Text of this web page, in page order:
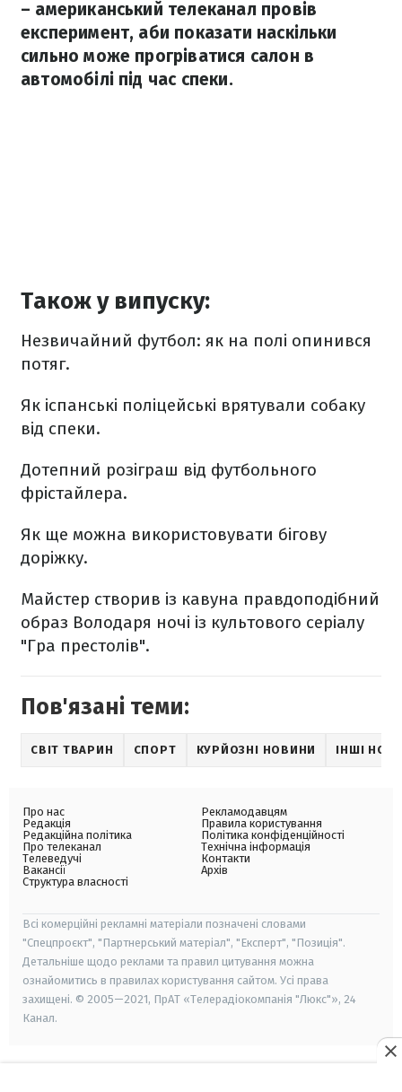
– американський телеканал провів
експеримент, аби показати наскільки
сильно може прогріватися салон в
автомобілі під час спеки.
Також у випуску:
Незвичайний футбол: як на полі опинився
потяг.
Як іспанські поліцейські врятували собаку
від спеки.
Дотепний розіграш від футбольного
фрістайлера.
Як ще можна використовувати бігову
доріжку.
Майстер створив із кавуна правдоподібний
образ Володаря ночі із культового серіалу
"Гра престолів".
Пов'язані теми:
СВІТ ТВАРИН СПОРТ КУРЙОЗНІ НОВИНИ ІНШІ
Про нас
Редакція
Редакційна політика
Про телеканал
Телеведучі
Вакансії
Структура власності
Рекламодавцям
Правила користування
Політика конфіденційності
Технічна інформація
Контакти
Архів
Всі комерційні рекламні матеріали позначені словами
"Спецпроєкт", "Партнерський матеріал", "Експерт", "Позиція".
Детальніше щодо реклами та правил цитування можна
ознайомитись в правилах користування сайтом. Усі права
захищені. © 2005—2021, ПрАТ «Телерадіокомпанія "Люкс"», 24
Канал.